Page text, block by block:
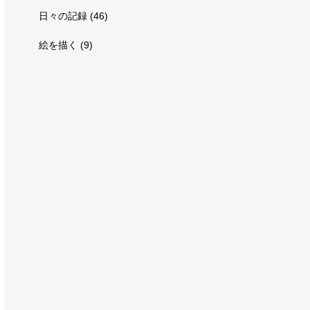
日々の記録 (46)
絵を描く (9)